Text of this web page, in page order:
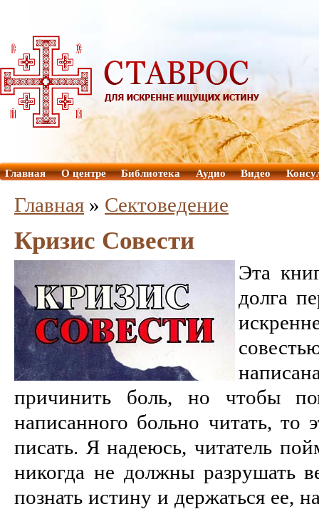
Главная О центре Библиотека Аудио Видео
Главная » Сектоведение
Кризис Совести
Эта
долга
причинить боль, но чтобы
написанного больно читать, то
писать. Я надеюсь, читатель
никогда не должны разрушать
познать истину и держаться ее,